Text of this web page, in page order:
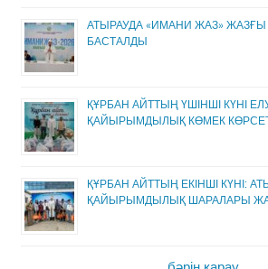
АТЫРАУДА «ИМАНИ ЖАЗ»
БАСТАЛДЫ
ҚҰРБАН АЙТТЫҢ ҮШІНШІ КҮНІ
ҚАЙЫРЫМДЫЛЫҚ КӨМЕК
ҚҰРБАН АЙТТЫҢ ЕКІНШІ КҮНІ:
ҚАЙЫРЫМДЫЛЫҚ ШАРАЛАРЫ